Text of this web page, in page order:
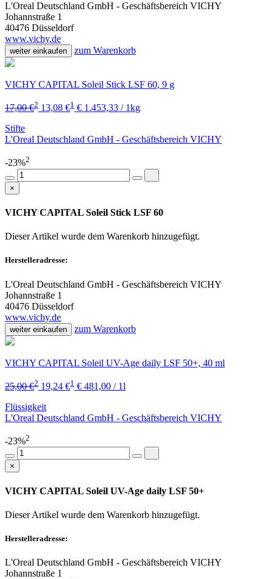
L'Oreal Deutschland GmbH - Geschäftsbereich VICHY
Johannstraße 1
40476 Düsseldorf
www.vichy.de
weiter einkaufen zum Warenkorb
VICHY CAPITAL Soleil Stick LSF 60, 9 g
17,00 €2 13,08 €1 € 1.453,33 / 1kg
Stifte
L'Oreal Deutschland GmbH - Geschäftsbereich VICHY
-23%2
×
VICHY CAPITAL Soleil Stick LSF 60
Dieser Artikel wurde dem Warenkorb hinzugefügt.
Herstelleradresse:
L'Oreal Deutschland GmbH - Geschäftsbereich VICHY
Johannstraße 1
40476 Düsseldorf
www.vichy.de
weiter einkaufen zum Warenkorb
VICHY CAPITAL Soleil UV-Age daily LSF 50+, 40 ml
25,00 €2 19,24 €1 € 481,00 / 1l
Flüssigkeit
L'Oreal Deutschland GmbH - Geschäftsbereich VICHY
-23%2
×
VICHY CAPITAL Soleil UV-Age daily LSF 50+
Dieser Artikel wurde dem Warenkorb hinzugefügt.
Herstelleradresse:
L'Oreal Deutschland GmbH - Geschäftsbereich VICHY
Johannstraße 1